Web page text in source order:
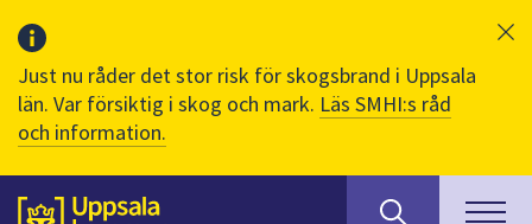
Just nu råder det stor risk för skogsbrand i Uppsala
län. Var försiktig i skog och mark. Läs SMHI:s råd
och information.
huvudinnehåll
efter